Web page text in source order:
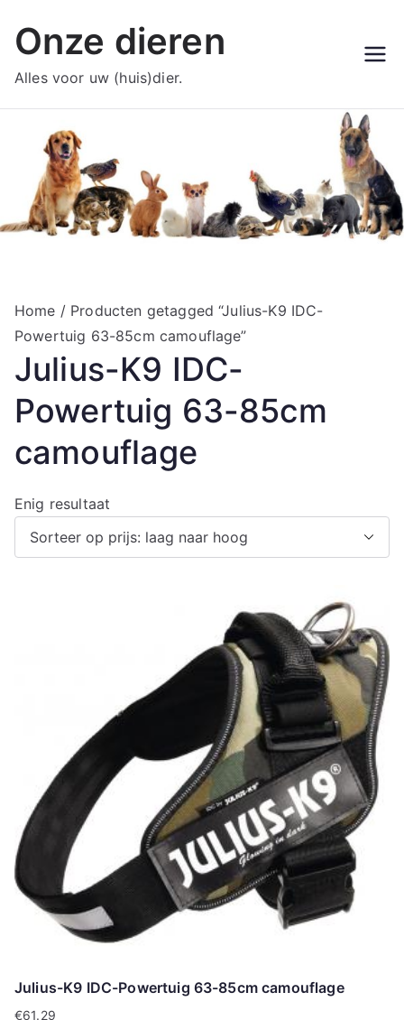
naar
inhoud
Onze dieren
Alles voor uw (huis)dier.
Home / Producten getagged “Julius-K9 IDC-
Powertuig 63-85cm camouflage”
Julius-K9 IDC-
Powertuig 63-85cm
camouflage
Enig resultaat
Julius-K9 IDC-Powertuig 63-85cm camouflage
€61.29